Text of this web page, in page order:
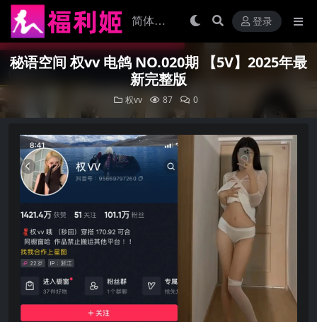
登录
秘语空间 权vv 电鸽 NO.020期 【5V】2025年最
新完整版
权vv 87 0